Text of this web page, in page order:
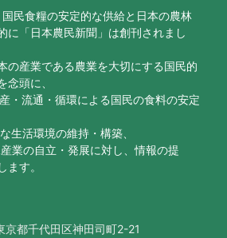
民食糧の安定的な供給と日本の農林
に「日本農民新聞」は創刊されまし
の産業である農業を大切にする国民的
念頭に、
・流通・循環による国民の食料の安定
生活環境の維持・構築、
業の自立・発展に対し、情報の提
す。
都千代田区神田司町2-21